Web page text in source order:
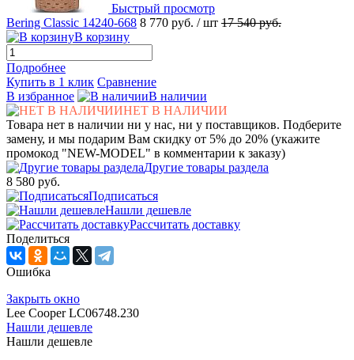
Быстрый просмотр
Bering Classic 14240-668 8 770 руб. / шт 17 540 руб.
В корзину
Подробнее
Купить в 1 клик Сравнение
В избранное
В наличии
НЕТ В НАЛИЧИИ
Товара нет в наличии ни у нас, ни у поставщиков. Подберите
замену, и мы подарим Вам скидку от 5% до 20% (укажите
промокод "NEW-MODEL" в комментарии к заказу)
Другие товары раздела
8 580 руб.
Подписаться
Нашли дешевле
Рассчитать доставку
Поделиться
Ошибка
Закрыть окно
Lee Cooper LC06748.230
Нашли дешевле
Нашли дешевле